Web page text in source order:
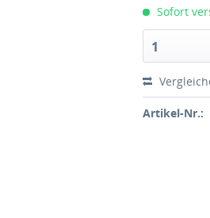
Sofort
1
Artikel-Nr.: